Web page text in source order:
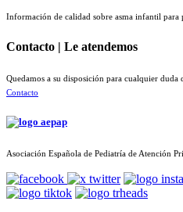
Información de calidad sobre asma infantil para
Contacto | Le atendemos
Quedamos a su disposición para cualquier duda
Contacto
Asociación Española de Pediatría de Atención